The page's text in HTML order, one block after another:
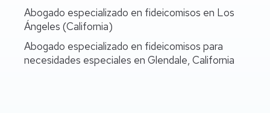
Abogado especializado en fideicomisos en Los
Ángeles (California)
Abogado especializado en fideicomisos para
necesidades especiales en Glendale, California